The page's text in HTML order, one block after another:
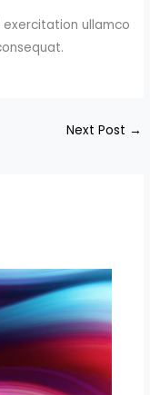
exercitation ullamco
Next Post →